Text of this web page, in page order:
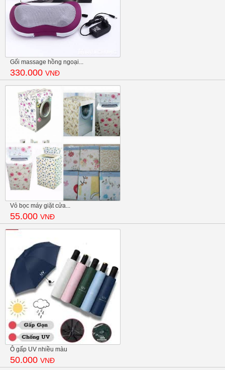
Gối massage hồng ngoại...
330.000 VNĐ
Vỏ bọc máy giặt cửa...
55.000 VNĐ
Ô gấp UV nhiều màu
50.000 VNĐ